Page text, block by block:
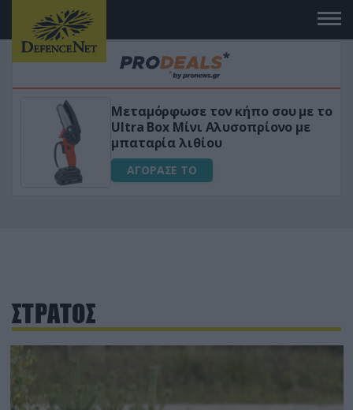
«Μαγική» φόρμουλα τριβόλι + VIP
για αύξηση της λίμπιντο
ΑΓΟΡΑΣΕ ΤΟ
ΣΤΡΑΤΟΣ